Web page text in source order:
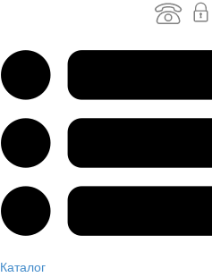
Каталог